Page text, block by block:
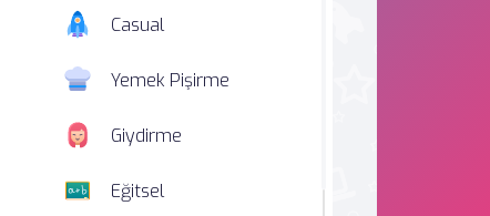
Casual
Yemek Pişirme
Giydirme
Eğitsel